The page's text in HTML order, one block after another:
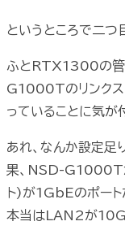
というところで二つ
ふとRTX1300の管
G1000Tのリンク
っていることに気が
あれ、なんか設定足
果、NSD-G1000T
ト)が1GbEのポート
本当はLAN2が